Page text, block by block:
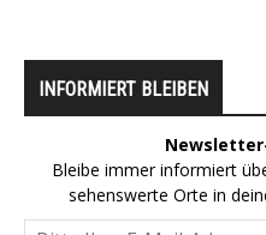
INFORMIERT BLEIBEN
Bleibe immer informiert
sehenswerte Orte in